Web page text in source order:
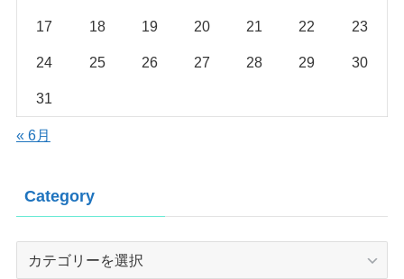
17 18 19 20 21 22 23
24 25 26 27 28 29 30
31
« 6月
Category
Category